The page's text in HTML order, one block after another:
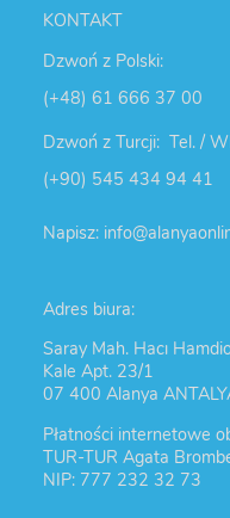
KONTAKT
Dzwoń z Polski:
(+48) 61 666 37 00
Dzwoń z Turcji: Tel. /
(+90) 545 434 94 41
Napisz:
Adres biura:
Saray Mah. Hacı
Kale Apt. 23/1
07 400 Alanya
Płatności internetowe
TUR-TUR Agata
NIP: 777 232 32 73